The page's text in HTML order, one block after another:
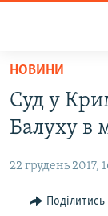
Перейти
основного
матеріалу
Перейти
до
навігації
ВОДА.КРИМ
ВІДЕО ТА ФОТО
ПОЛІТИКА
БЛОГИ
НОВИНИ
Суд у
Балуху в
22 грудень 2017,
Поділитись